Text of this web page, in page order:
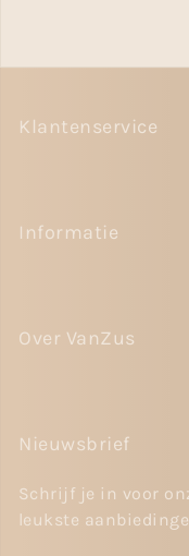
Klantenservice
Informatie
Over VanZus
Nieuwsbrief
Schrijf je in voor
leukste